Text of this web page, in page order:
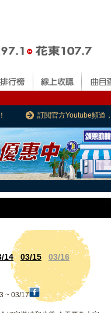
訂閱官方Youtube頻道
14 03/15
03/16
~ 03/17